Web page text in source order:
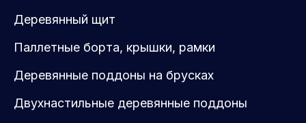
Деревянный щит
Паллетные борта, крышки, рамки
Деревянные поддоны на брусках
Двухнастильные деревянные поддоны